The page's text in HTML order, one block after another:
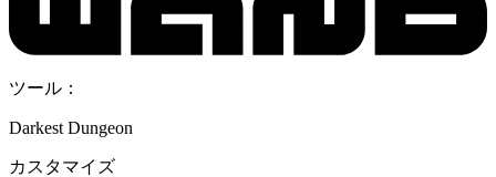
ツール：
Darkest Dungeon
カスタマイズ